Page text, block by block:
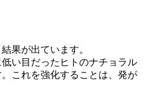
果が出ています。
い目だったヒトのナチョラル
これを強化することは、発が